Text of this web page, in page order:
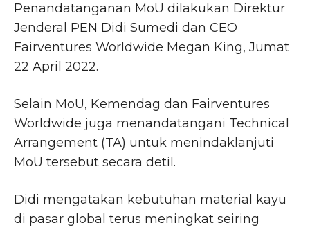
Penandatanganan MoU dilakukan Direktur
Jenderal PEN Didi Sumedi dan CEO
Fairventures Worldwide Megan King, Jumat
22 April 2022.
Selain MoU, Kemendag dan Fairventures
Worldwide juga menandatangani Technical
Arrangement (TA) untuk menindaklanjuti
MoU tersebut secara detil.
Didi mengatakan kebutuhan material kayu
di pasar global terus meningkat seiring